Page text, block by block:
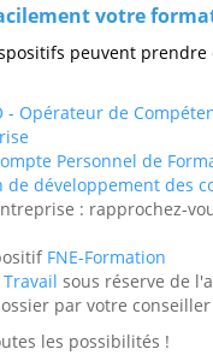
votre
peuvent prendre
- Opérateur de
Personnel de
de développement des
: rapprochez-
FNE-Formation
sous réserve de
par votre
les possibilités !